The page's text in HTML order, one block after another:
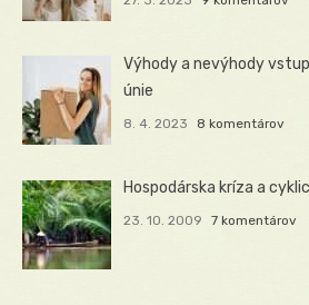
Výhody a nevýhody
únie
8. 4. 2023 8 komentárov
Hospodárska kríza a
23. 10. 2009 7 komentárov